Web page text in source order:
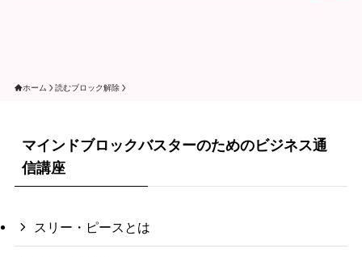
ホーム 読むブロック解除
マインドブロックバスターのためのビジネス通
信講座
スリー・ピースとは